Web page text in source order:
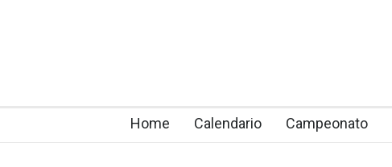
Home Calendario Campeonato